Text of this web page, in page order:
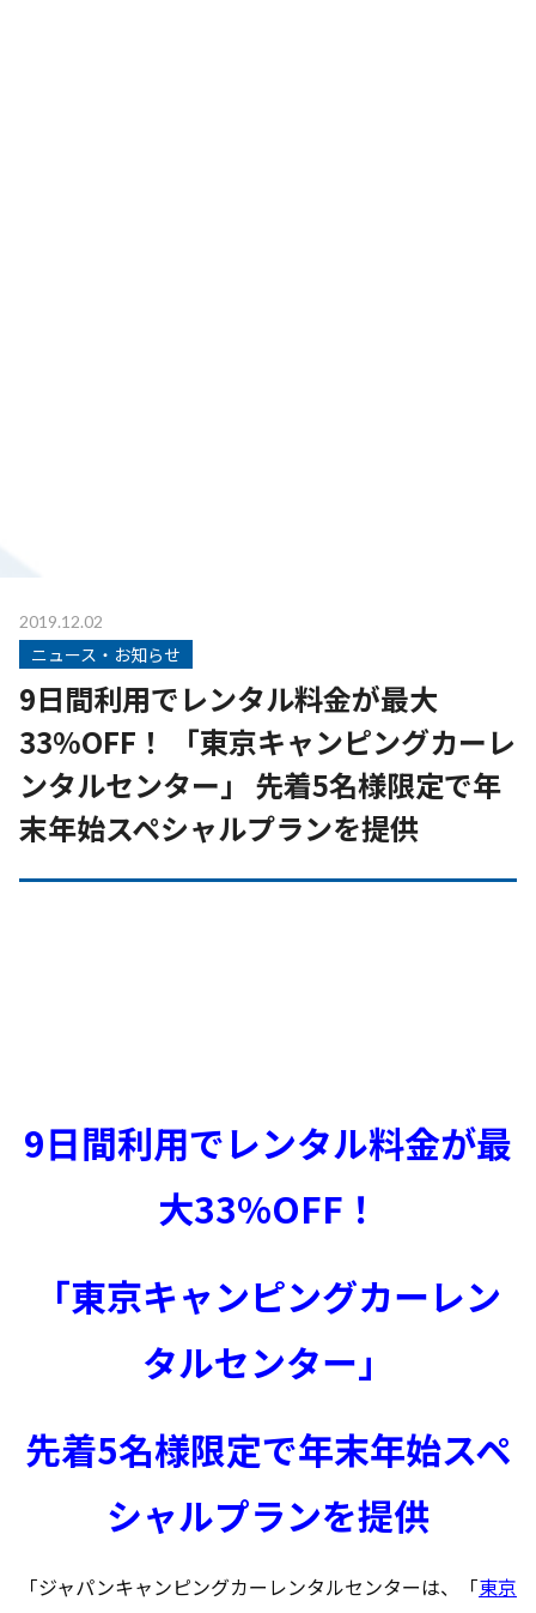
2019.12.02
ニュース・お知らせ
9日間利用でレンタル料金が最大
33%OFF！ 「東京キャンピングカーレ
ンタルセンター」 先着5名様限定で年
末年始スペシャルプランを提供
9日間利用でレンタル料金が最
大33%OFF！
「東京キャンピングカーレン
タルセンター」
先着5名様限定で年末年始スペ
シャルプランを提供
「ジャパンキャンピングカーレンタルセンターは、「東京